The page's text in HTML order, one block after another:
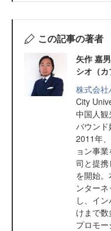
この記事の著者
矢作 嘉
シオ（カ
株式会社
City
中国人
バウンド
2011年
ョン事
司と提携
を開始
ンター
し、イ
けまで数
プロモー